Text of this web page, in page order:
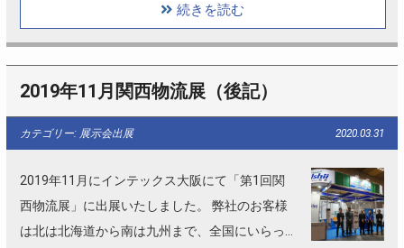
「物流向け」少量多品種の受注生産品の製作が
メインで工場はライン作業には…
続きを読む
2019年11月関西物流展（後記）
カテゴリー: 展示会出展 2020.03.31
2019年11月にインテックス大阪にて「第1回関
西物流展」に出展いたしました。 弊社のお客様
は北は北海道から南は九州まで、全国にいらっ